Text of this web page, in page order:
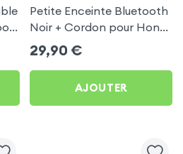
Petite Enceinte Bluetooth
Noir + Cordon pour Honor
7
29,90 €
AJOUTER